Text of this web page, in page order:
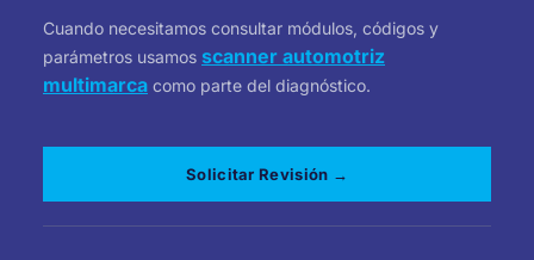
Cuando necesitamos consultar módulos, códigos y
parámetros usamos scanner automotriz
multimarca como parte del diagnóstico.
Solicitar Revisión →